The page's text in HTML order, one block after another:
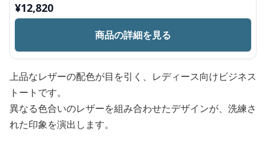
¥12,820
商品の詳細を見る
上品なレザーの配色が目を引く、レディース向けビジネス
トートです。
異なる色合いのレザーを組み合わせたデザインが、洗練さ
れた印象を演出します。